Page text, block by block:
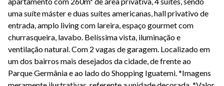
uma suíte máster e duas suítes americanas, hall privativo de
entrada, amplo living com lareira, espaço gourmet com
churrasqueira, lavabo. Belíssima vista, iluminação e
ventilação natural. Com 2 vagas de garagem. Localizado em
um dos bairros mais desejados da cidade, de frente ao
Parque Germânia e ao lado do Shopping Iguatemi. *Imagens